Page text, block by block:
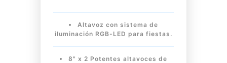
Altavoz con sistema de
iluminación RGB-LED para fiestas.
8" x 2 Potentes altavoces de